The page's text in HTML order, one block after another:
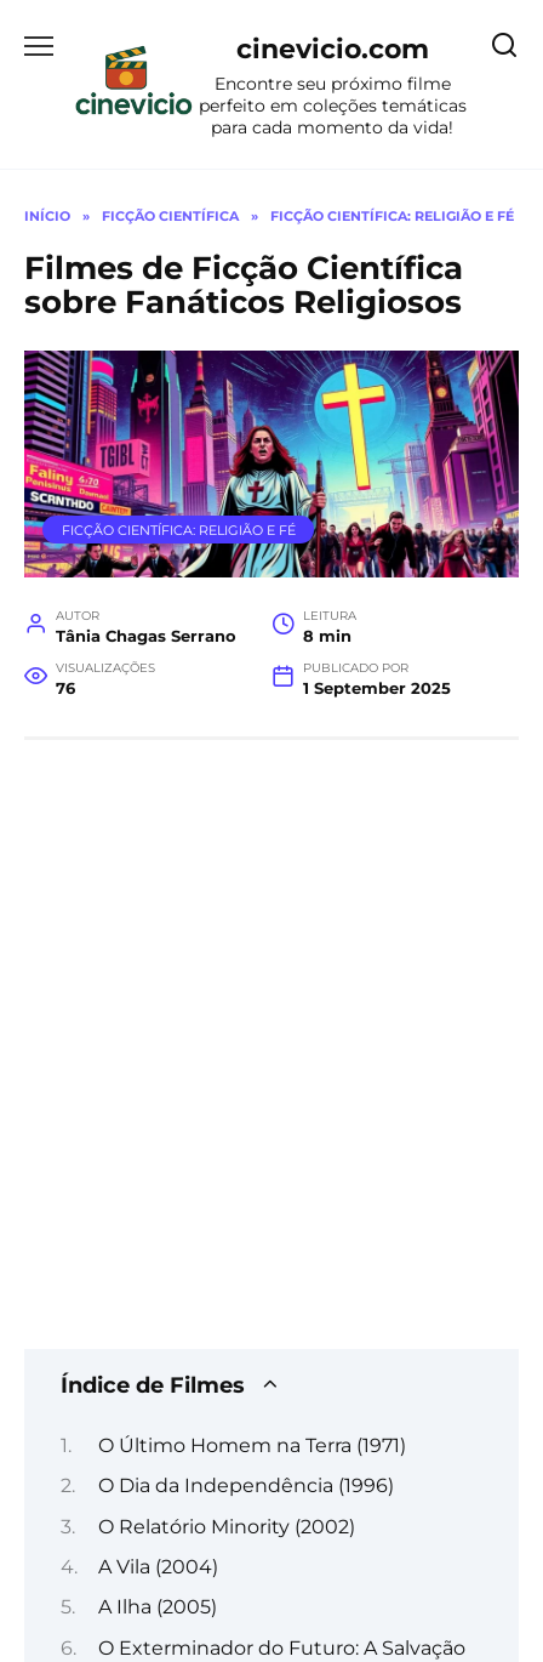
para
conteúdo
cinevicio.com
Encontre seu próximo filme
perfeito em coleções temáticas
para cada momento da vida!
INÍCIO » FICÇÃO CIENTÍFICA » FICÇÃO CIENTÍFICA: RELIGIÃO E FÉ
Filmes de Ficção Científica
sobre Fanáticos Religiosos
FICÇÃO CIENTÍFICA: RELIGIÃO E FÉ
AUTOR
Tânia Chagas Serrano
LEITURA
8 min
VISUALIZAÇÕES
76
PUBLICADO POR
1 September 2025
Índice de Filmes
O Último Homem na Terra (1971)
O Dia da Independência (1996)
O Relatório Minority (2002)
A Vila (2004)
A Ilha (2005)
O Exterminador do Futuro: A Salvação